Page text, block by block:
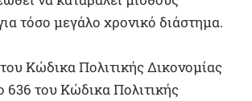
τόσο μεγάλο χρονικό διάστημα.
Κώδικα Πολιτικής Δικονομίας
636 του Κώδικα Πολιτικής